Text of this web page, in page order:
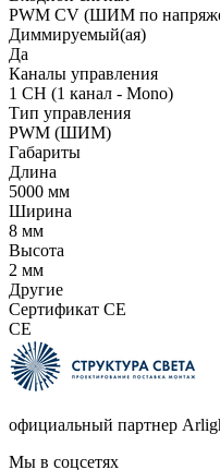
PWM СV (ШИМ по
Диммируемый(ая)
Да
Каналы управления
1 CH (1 канал - Mono)
Тип управления
PWM (ШИМ)
Габариты
Длина
5000 мм
Ширина
8 мм
Высота
2 мм
Другие
Сертификат CE
CE
официальный партнер
Мы в соцсетях